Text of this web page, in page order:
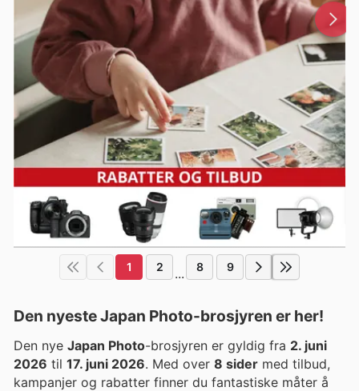
1 2 ... 8 9
Den nyeste Japan Photo-brosjyren er her!
Den nye Japan Photo-brosjyren er gyldig fra 2. juni
2026 til 17. juni 2026. Med over 8 sider med tilbud,
kampanjer og rabatter finner du fantastiske måter å